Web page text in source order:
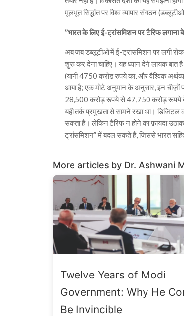
मूलभूत सिद्धांत पर विश्व व्यापार संगठन
’’भारत के लिए ई-ट्रांसमिशन पर टैरिफ लगाना
अब जब डब्लूटीओ में ई-ट्रांसमिशन पर लगी रोक
शुरू कर देना चाहिए। यह ध्यान देने लायक
(यानी 4750 करोड़ रुपये का, और वैश्विक
आया है; एक मोटे अनुमान के अनुसार, इन चीज़ों
28,500 करोड़ रूपये से 47,750 करोड़ रूपये के
यही तर्क प्रमुखता से सामने रखा था। डिजिटल
सकता है। लेकिन टैरिफ न होने का फ़ायदा
ट्रांसमिशन” में बदल सकते हैं, जिससे भारत
More articles by Dr. Ashwani
Twelve Years of Modi
Government: Why He
Be Invincible